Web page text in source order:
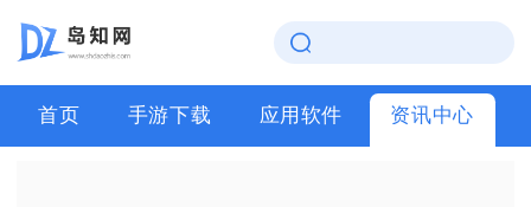
首页 手游下载 应用软件 资讯中心